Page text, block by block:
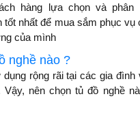
hàng lựa chọn và phân
tốt nhất để mua sắm phục vụ
của mình
nghề nào ?
rộng rãi tại các gia
nên chọn tủ đồ nghề